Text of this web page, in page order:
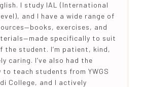
I study IAL (International
and I have a wide range of
exercises, and
specifically to suit
the student. I’m patient, kind,
caring. I’ve also had the
teach students from YWGS
College, and I actively